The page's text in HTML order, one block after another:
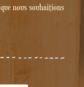
nous souhaitions